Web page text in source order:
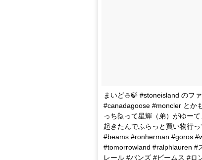
まいど⛄️🍃 #stoneisland のフ
#canadagoose #moncler とか
っち🙋って星輝（弟）がゆー
起きたんでふらっと買い物行
#beams #ronherman #goros
#tomorrowland #ralphlauren #
レール #バンズ #ビームス #ロ